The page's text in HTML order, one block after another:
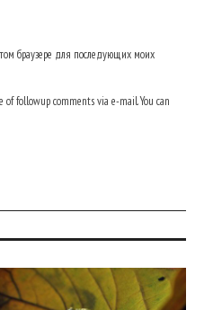
браузере для последующих моих
of followup comments via e-mail. You can